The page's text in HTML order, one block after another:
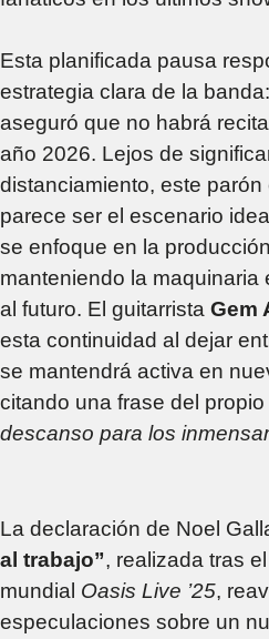
Esta planificada pausa
estrategia clara de la banda:
aseguró que no habrá
año 2026. Lejos de
distanciamiento, este parón
parece ser el escenario
se enfoque en la
manteniendo la maquinaria
al futuro. El guitarrista Gem
esta continuidad al dejar
se mantendrá activa en
citando una frase del propio
descanso para los
La declaración de Noel
al trabajo”, realizada tras
mundial Oasis Live ’25,
especulaciones sobre un